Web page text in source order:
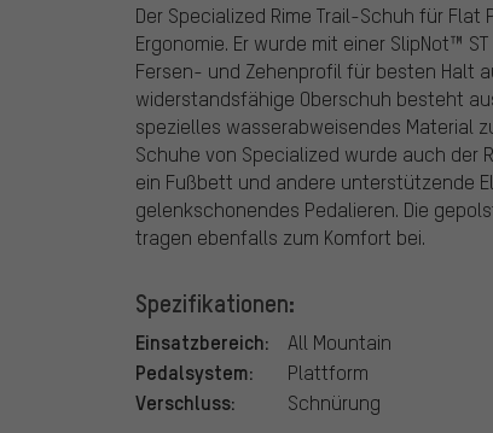
Der Specialized Rime Trail-Schuh für
Ergonomie. Er wurde mit einer SlipNot™
Fersen- und Zehenprofil für besten Halt
widerstandsfähige Oberschuh besteht
spezielles wasserabweisendes Material
Schuhe von Specialized wurde auch der
ein Fußbett und andere unterstützende
gelenkschonendes Pedalieren. Die
tragen ebenfalls zum Komfort bei.
Spezifikationen:
Einsatzbereich: All Mountain
Pedalsystem: Plattform
Verschluss: Schnürung